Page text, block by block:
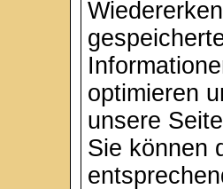
optimieren
unsere
Sie können